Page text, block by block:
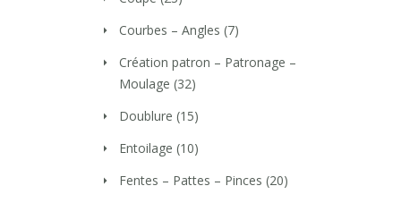
Courbes – Angles (7)
Création patron – Patronage –
Moulage (32)
Doublure (15)
Entoilage (10)
Fentes – Pattes – Pinces (20)